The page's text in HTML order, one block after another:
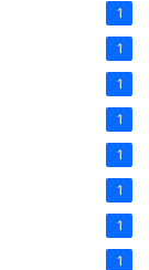
1
1
1
1
1
1
1
1